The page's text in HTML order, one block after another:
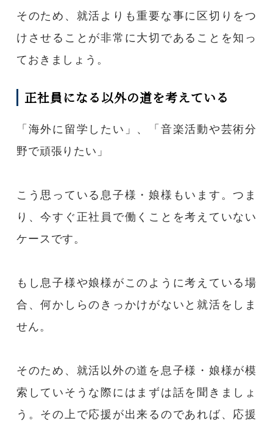
そのため、就活よりも重要な事に区切りをつ
けさせることが非常に大切であることを知っ
ておきましょう。
正社員になる以外の道を考えている
「海外に留学したい」、「音楽活動や芸術分
野で頑張りたい」
こう思っている息子様・娘様もいます。つま
り、今すぐ正社員で働くことを考えていない
ケースです。
もし息子様や娘様がこのように考えている場
合、何かしらのきっかけがないと就活をしま
せん。
そのため、就活以外の道を息子様・娘様が模
索していそうな際にはまずは話を聞きましょ
う。その上で応援が出来るのであれば、応援